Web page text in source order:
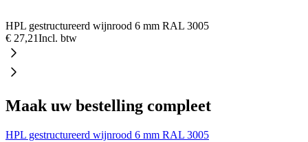
HPL gestructureerd wijnrood 6 mm RAL 3005
€ 27,21Incl. btw
Maak uw bestelling compleet
HPL gestructureerd wijnrood 6 mm RAL 3005